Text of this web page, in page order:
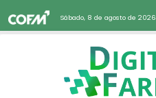
Sábado, 8 de agosto de 2026